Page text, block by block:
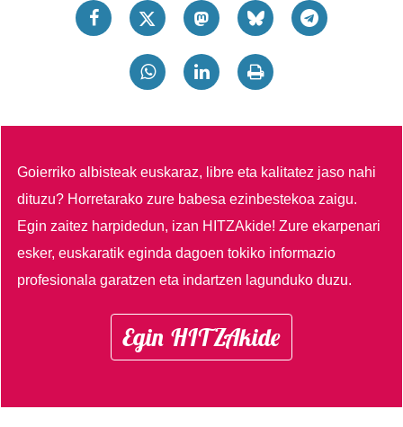
Goierriko albisteak euskaraz, libre eta kalitatez jaso nahi
dituzu? Horretarako zure babesa ezinbestekoa zaigu.
Egin zaitez harpidedun, izan HITZAkide!Zure ekarpenari
esker, euskaratik eginda dagoen tokiko informazio
profesionala garatzen eta indartzen lagunduko duzu.
Egin HITZAkide